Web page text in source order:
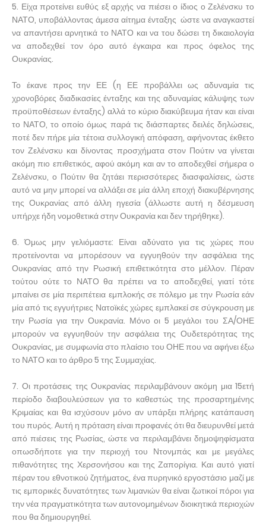
5. Είχα προτείνει ευθύς εξ αρχής να πιέσει ο ίδιος ο Ζελένσκυ το
ΝΑΤΟ, υποβάλλοντας άμεσα αίτημα ένταξης ώστε να αναγκαστεί
να απαντήσει αρνητικά το ΝΑΤΟ και να του δώσει τη δικαιολογία
να αποδεχθεί τον όρο αυτό έγκαιρα και προς όφελος της
Ουκρανίας.
Το έκανε προς την ΕΕ (η ΕΕ προβάλλει ως αδυναμία τις
χρονοβόρες διαδικασίες ένταξης και της αδυναμίας κάλυψης των
προϋποθέσεων ένταξης) αλλά το κύριο διακύβευμα ήταν και είναι
το ΝΑΤΟ, το οποίο όμως παρά τις διάσπαρτες δειλές δηλώσεις,
ποτέ δεν πήρε μία τέτοια συλλογική απόφαση, αφήνοντας έκθετο
τον Ζελένσκυ και δίνοντας προσχήματα στον Πούτιν να γίνεται
ακόμη πιο επιθετικός, αφού ακόμη και αν το αποδεχθεί σήμερα ο
Ζελένσκυ, ο Πούτιν θα ζητάει περισσότερες διασφαλίσεις, ώστε
αυτό να μην μπορεί να αλλάξει σε μία άλλη εποχή διακυβέρνησης
της Ουκρανίας από άλλη ηγεσία (άλλωστε αυτή η δέσμευση
υπήρχε ήδη νομοθετικά στην Ουκρανία και δεν τηρήθηκε).
6. Όμως μην γελιόμαστε: Είναι αδύνατο για τις χώρες που
προτείνονται να μπορέσουν να εγγυηθούν την ασφάλεια της
Ουκρανίας από την Ρωσική επιθετικότητα στο μέλλον. Πέραν
τούτου ούτε το ΝΑΤΟ θα πρέπει να το αποδεχθεί, γιατί τότε
μπαίνει σε μία περιπέτεια εμπλοκής σε πόλεμο με την Ρωσία εάν
μία από τις εγγυήτριες Νατοϊκές χώρες εμπλακεί σε σύγκρουση με
την Ρωσία για την Ουκρανία. Μόνο οι 5 μεγάλοι του ΣΑ/ΟΗΕ
μπορούν να εγγυηθούν την ασφάλεια της Ουδετερότητας της
Ουκρανίας, με συμφωνία στο πλαίσιο του ΟΗΕ που να αφήνει έξω
το ΝΑΤΟ και το άρθρο 5 της Συμμαχίας.
7. Οι προτάσεις της Ουκρανίας περιλαμβάνουν ακόμη μια 15ετή
περίοδο διαβουλεύσεων για το καθεστώς της προσαρτημένης
Κριμαίας και θα ισχύσουν μόνο αν υπάρξει πλήρης κατάπαυση
του πυρός. Αυτή η πρόταση είναι προφανές ότι θα διευρυνθεί μετά
από πιέσεις της Ρωσίας, ώστε να περιλαμβάνει δημοψηφίσματα
οπωσδήποτε για την περιοχή του Ντονμπάς και με μεγάλες
πιθανότητες της Χερσονήσου και της Ζαπορίγια. Και αυτό γιατί
πέραν του εθνοτικού ζητήματος, ένα πυρηνικό εργοστάσιο μαζί με
τις εμπορικές δυνατότητες των λιμανιών θα είναι ζωτικοί πόροι για
την νέα πραγματικότητα των αυτονομημένων διοικητικά περιοχών
που θα δημιουργηθεί.